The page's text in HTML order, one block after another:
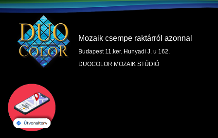
Mozaik csempe raktárról azonnal
Budapest 11.ker. Hunyadi J. u 162.
DUOCOLOR MOZAIK STÚDIÓ